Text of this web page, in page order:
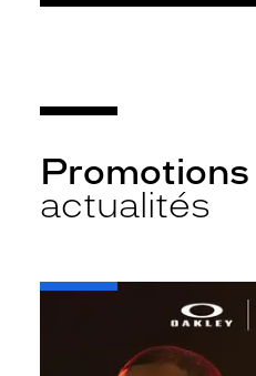
Promotions
actualités
-